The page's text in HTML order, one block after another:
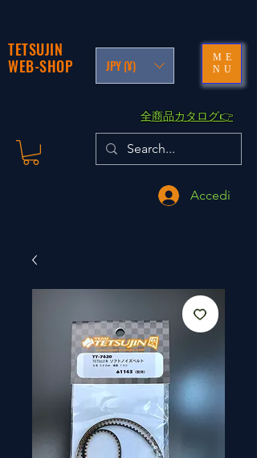
TETSUJIN
WEB-SHOP
JPY (¥)
ME
NU
​全商品カタログ👉
Accedi